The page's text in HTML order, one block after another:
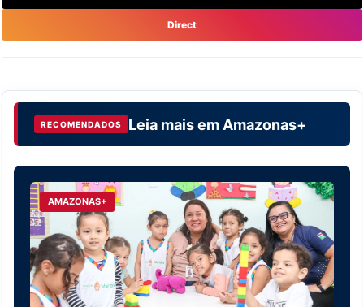
Direct
RECOMENDADOS Leia mais em Amazonas+
AMAZONAS+